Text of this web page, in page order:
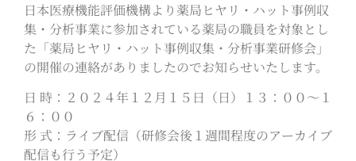
日本医療機能評価機構より薬局ヒヤリ・ハット事例収
集・分析事業に参加されている薬局の職員を対象とし
た「薬局ヒヤリ・ハット事例収集・分析事業研修会」
の開催の連絡がありましたのでお知らせいたします。
日 時：２０２４年１２月１５日（日）１３：００～１
６：００
形 式：ライブ配信（研修会後１週間程度のアーカイブ
配信も行う予定）